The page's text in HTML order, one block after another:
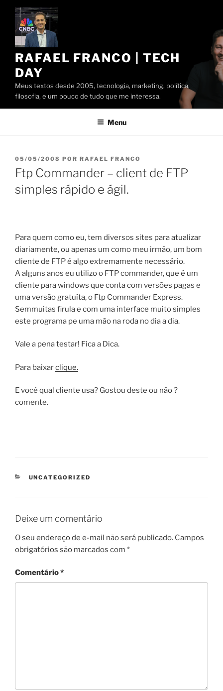
Pular
conteúdo
RAFAEL FRANCO | TECH
DAY
Meus textos desde 2005, tecnologia, marketing, política,
filosofia, e um pouco de tudo que me interessa.
Menu
PUBLICADO
EM
05/05/2008 POR RAFAEL FRANCO
Ftp Commander – client de FTP
simples rápido e ágil.
Para quem como eu, tem diversos sites para atualizar
diariamente, ou apenas um como meu irmão, um bom
cliente de FTP é algo extremamente necessário.
A alguns anos eu utilizo o FTP commander, que é um
cliente para windows que conta com versões pagas e
uma versão gratuíta, o Ftp Commander Express.
Semmuitas firula e com uma interface muito simples
este programa pe uma mão na roda no dia a dia.
Vale a pena testar! Fica a Dica.
Para baixarclique.
E você qual cliente usa? Gostou deste ou não ?
comente.
CATEGORIAS
UNCATEGORIZED
Deixe um comentário
O seu endereço de e-mail não será publicado. Campos
obrigatórios são marcados com *
Comentário*